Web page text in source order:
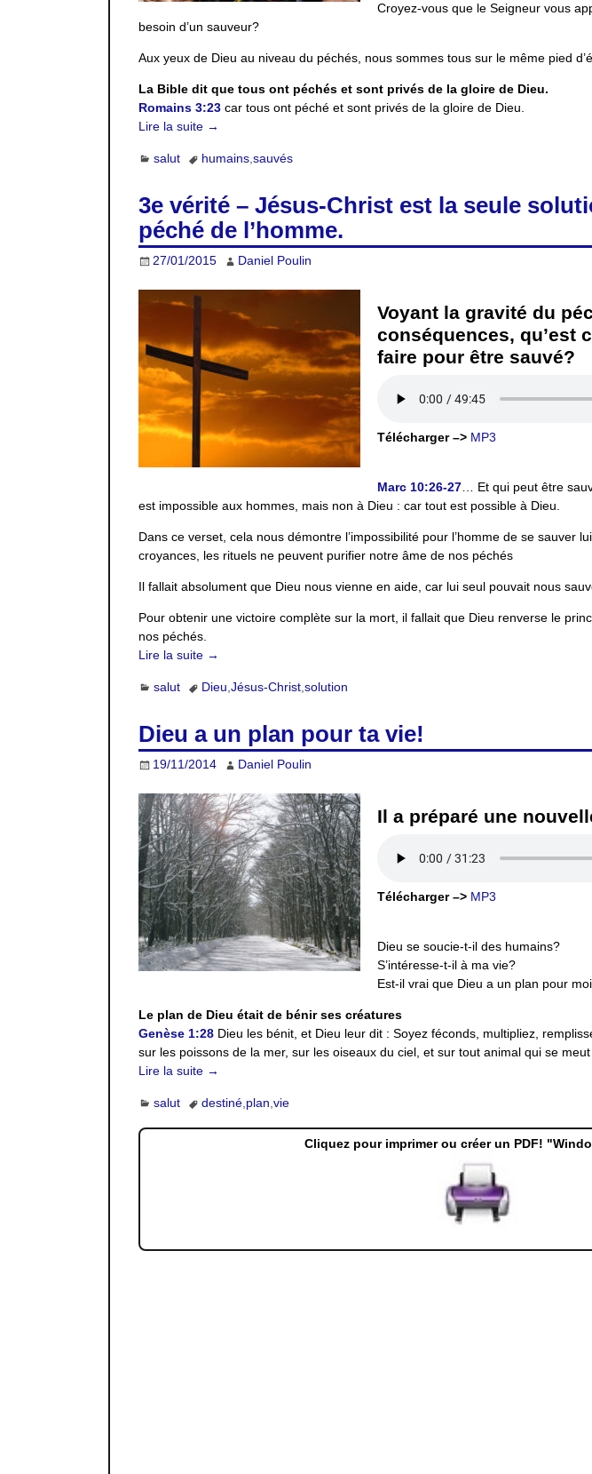
Croyez-vous que le Seigneur vous
besoin d’un sauveur?
Aux yeux de Dieu au niveau du péchés, nous sommes tous sur le même pied
La Bible dit que tous ont péchés et sont privés de la gloire de Dieu.
Romains 3:23car tous ont péché et sont privés de la gloire de Dieu.
Lire la suite →
salut humains,sauvés
3e vérité – Jésus-Christ est la seule
péché de l’homme.
27/01/2015 Daniel Poulin
Voyant la gravité du
conséquences, qu’est
faire pour être sauvé?
Télécharger –> MP3
Marc 10:26-27… Et qui peut être
est impossible aux hommes, mais non à Dieu : car tout est possible à Dieu.
Dans ce verset, cela nous démontre l’impossibilité pour l’homme de se sauver
croyances, les rituels ne peuvent purifier notre âme de nos péchés
Il fallait absolument que Dieu nous vienne en aide, car lui seul pouvait nous
Pour obtenir une victoire complète sur la mort, il fallait que Dieu renverse le
nos péchés.
Lire la suite →
salut Dieu,Jésus-Christ,solution
Dieu a un plan pour ta vie!
19/11/2014 Daniel Poulin
Il a préparé une
Télécharger –> MP3
Dieu se soucie-t-il des humains?
S’intéresse-t-il à ma vie?
Est-il vrai que Dieu a un plan pour
Le plan de Dieu était de bénir ses créatures
Genèse 1:28Dieu les bénit, et Dieu leur dit : Soyez féconds, multipliez,
sur les poissons de la mer, sur les oiseaux du ciel, et sur tout animal qui se
Lire la suite →
salut destiné,plan,vie
Cliquez pour imprimer ou créer un PDF!